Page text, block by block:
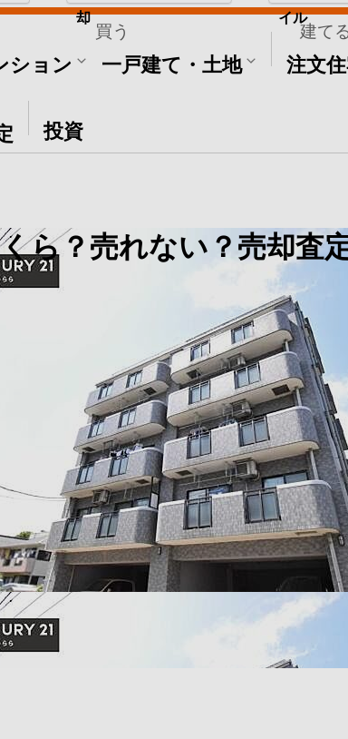
買う
ション 一戸建て・土地
建て
注文
その他
投資
却 イル
ら？売れない？売却査